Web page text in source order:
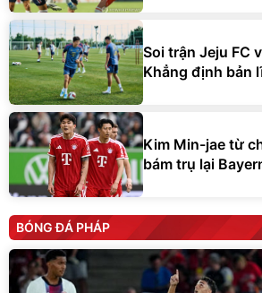
Soi trận Jeju FC
Khẳng định bản
Kim Min-jae từ
bám trụ lại
BÓNG ĐÁ PHÁP